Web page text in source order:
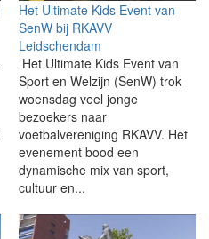
Het Ultimate Kids Event van
SenW bij RKAVV
Leidschendam
Het Ultimate Kids Event van
Sport en Welzijn (SenW) trok
woensdag veel jonge
bezoekers naar
voetbalvereniging RKAVV. Het
evenement bood een
dynamische mix van sport,
cultuur en...